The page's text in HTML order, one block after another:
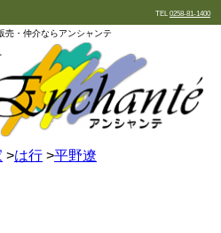
TEL 0258-81-1400
売・仲介ならアンシャンテ
>は行 >平野遼